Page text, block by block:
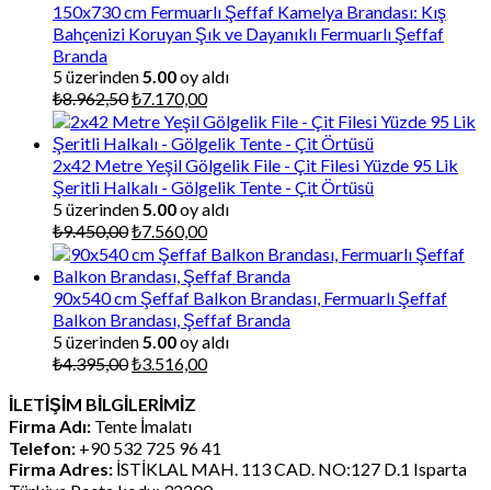
150x730 cm Fermuarlı Şeffaf Kamelya Brandası: Kış
Bahçenizi Koruyan Şık ve Dayanıklı Fermuarlı Şeffaf
Branda
5 üzerinden5.00oy aldı
₺8.962,50Orijinal
fiyat:
₺8.962,50.
₺7.170,00Şu
andaki
fiyat:
₺7.170,00.
2x42 Metre Yeşil Gölgelik File - Çit Filesi Yüzde 95 Lik
Şeritli Halkalı - Gölgelik Tente - Çit Örtüsü
5 üzerinden5.00oy aldı
₺9.450,00Orijinal
fiyat:
₺9.450,00.
₺7.560,00Şu
andaki
fiyat:
₺7.560,00.
90x540 cm Şeffaf Balkon Brandası, Fermuarlı Şeffaf
Balkon Brandası, Şeffaf Branda
5 üzerinden5.00oy aldı
₺4.395,00Orijinal
₺4.395,00.
₺3.516,00Şu
İLETİŞİM BİLGİLERİMİZ
Firma Adı: Tente İmalatı
Telefon: +90 532 725 96 41
Firma Adres: İSTİKLAL MAH. 113 CAD. NO:127 D.1 Isparta